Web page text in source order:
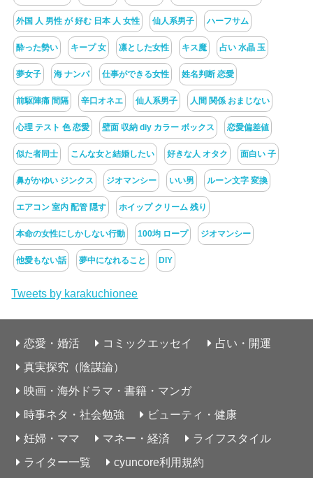
外国 人 男性 が 好む 日本 人 女性 仙人系男子 ハーフサム
酔った勢い キープ 女 凛とした女性 キス魔 占い 水晶 玉
夢女子 海 ナンパ 仕事ができる女性 姓名判断 恋愛
前駆陣痛 間隔 辛口オネエ 仙人系男子 人間 関係 おまじない
心理 テスト 色 恋愛 壁面 収納 diy カラー ボックス 恋愛偏差値
似た者同士 こんな女と結婚したい 好きな人 オタク 面白い 子
鼻がかゆい ジンクス ジオマンシー いい男 ルーン文字 変換
エアコン 室内 配管 隠す ホイップ クリーム 残り
本命の女性にしかしない行動 100均 ロープ ジオマンシー
他愛もない話 夢中になれること DIY
Tweets by karakuchionee
恋愛・婚活 コミックエッセイ
占い・開運
真実探究（陰謀論）
映画・海外ドラマ・書籍・マンガ
時事ネタ・社会勉強
ビューティ・健康
妊婦・ママ
マネー・経済
ライフスタイル
ライター一覧
cyuncore利用規約